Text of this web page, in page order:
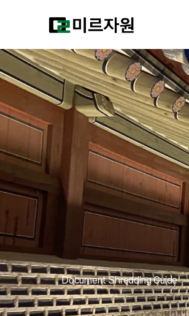
Document Shredding Guide